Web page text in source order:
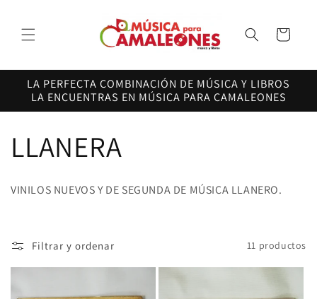
al contenido
Carrito
LA PERFECTA COMBINACIÓN DE MÚSICA Y LIBROS
LA ENCUENTRAS EN MÚSICA PARA CAMALEONES
C
o
e
LLANERA
VINILOS NUEVOS Y DE SEGUNDA DE MÚSICA LLANERO.
Filtrar y ordenar 11 productos